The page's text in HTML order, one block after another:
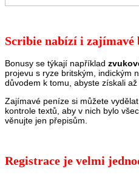
Scribie nabízí i zajímavé
Bonusy se týkají například
projevu s ryze britským, indickým
důvodem k tomu, abyste získali až
Zajímavé peníze si můžete
kontrole textů, aby v nich bylo
věnujte jen přepisům.
Registrace je velmi